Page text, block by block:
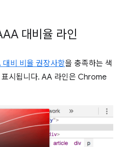
대비율 라인
비 비율 권장사항을 충족하는 색
시됩니다. AA 라인은 Chrome